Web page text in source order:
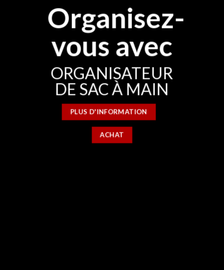
Organisez-
vous avec
ORGANISATEUR
DE SAC À MAIN
PLUS D'INFORMATION
ACHAT